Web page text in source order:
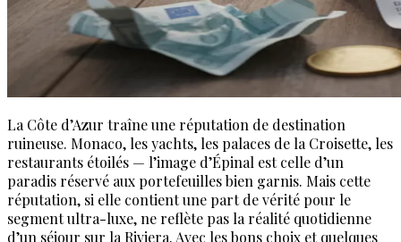
La Côte d’Azur traîne une réputation de destination
ruineuse. Monaco, les yachts, les palaces de la Croisette, les
restaurants étoilés — l’image d’Épinal est celle d’un
paradis réservé aux portefeuilles bien garnis. Mais cette
réputation, si elle contient une part de vérité pour le
segment ultra-luxe, ne reflète pas la réalité quotidienne
d’un séjour sur la Riviera. Avec les bons choix et quelques